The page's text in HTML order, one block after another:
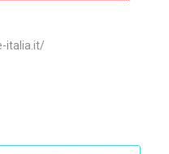
italia.it/